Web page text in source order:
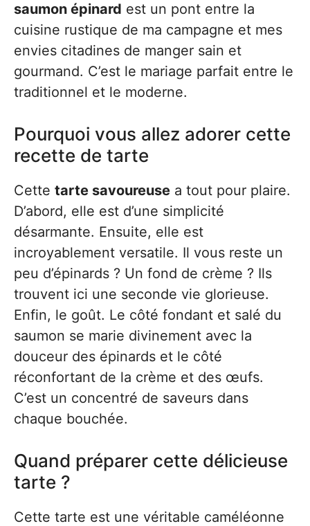
saumon épinard est un pont entre la
cuisine rustique de ma campagne et mes
envies citadines de manger sain et
gourmand. C’est le mariage parfait entre le
traditionnel et le moderne.
Pourquoi vous allez adorer cette
recette de tarte
Cette tarte savoureuse a tout pour plaire.
D’abord, elle est d’une simplicité
désarmante. Ensuite, elle est
incroyablement versatile. Il vous reste un
peu d’épinards ? Un fond de crème ? Ils
trouvent ici une seconde vie glorieuse.
Enfin, le goût. Le côté fondant et salé du
saumon se marie divinement avec la
douceur des épinards et le côté
réconfortant de la crème et des œufs.
C’est un concentré de saveurs dans
chaque bouchée.
Quand préparer cette délicieuse
tarte ?
Cette tarte est une véritable caméléonne